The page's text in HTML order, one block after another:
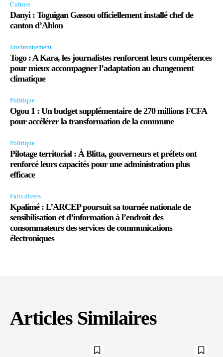
Culture
Danyi : Toguigan Gassou officiellement installé chef de
canton d’Ahlon
Environnement
Togo : A Kara, les journalistes renforcent leurs compétences
pour mieux accompagner l’adaptation au changement
climatique
Politique
Ogou 1 : Un budget supplémentaire de 270 millions FCFA
pour accélérer la transformation de la commune
Politique
Pilotage territorial : À Blitta, gouverneurs et préfets ont
renforcé leurs capacités pour une administration plus
efficace
Faits divers
Kpalimé : L’ARCEP poursuit sa tournée nationale de
sensibilisation et d’information à l’endroit des
consommateurs des services de communications
électroniques
Articles Similaires